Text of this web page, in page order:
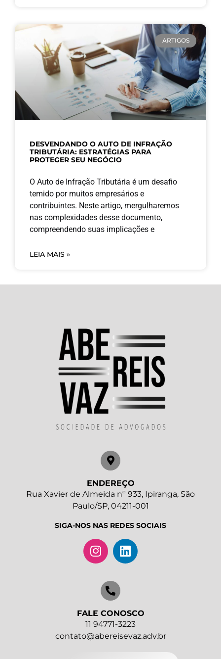
ARTIGOS
DESVENDANDO O AUTO DE INFRAÇÃO
TRIBUTÁRIA: ESTRATÉGIAS PARA
PROTEGER SEU NEGÓCIO
O Auto de Infração Tributária é um desafio
temido por muitos empresários e
contribuintes. Neste artigo, mergulharemos
nas complexidades desse documento,
compreendendo suas implicações e
LEIA MAIS »
ENDEREÇO
Rua Xavier de Almeida nº 933, Ipiranga, São
Paulo/SP, 04211-001
SIGA-NOS NAS REDES SOCIAIS
FALE CONOSCO
11 94771-3223
contato@abereisevaz.adv.br